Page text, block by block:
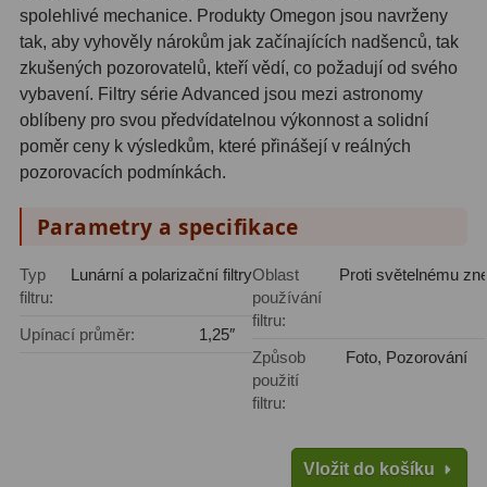
Závaží3
Ostatní 27
Zrcátka a hranoly
Diagonální zrcátka
Amici hranoly 90°
Pozorovací dalekohledy 56
spolehlivé mechanice. Produkty Omegon jsou navrženy
tak, aby vyhověly nárokům jak začínajících nadšenců, tak
zkušených pozorovatelů, kteří vědí, co požadují od svého
vybavení. Filtry série Advanced jsou mezi astronomy
oblíbeny pro svou předvídatelnou výkonnost a solidní
poměr ceny k výsledkům, které přinášejí v reálných
pozorovacích podmínkách.
Parametry a specifikace
Typ
filtru:
Lunární a polarizační filtry
Upínací průměr: 1,25″
Oblast
používání
filtru:
Proti světelnému
Způsob
použití
filtru:
Foto, Pozorování
Vložit do košíku